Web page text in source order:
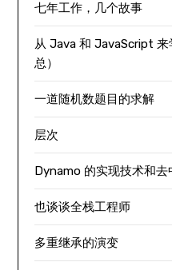
七年工作，几个故事
从 Java 和 JavaScript 来
总）
一道随机数题目的求解
层次
Dynamo 的实现技术和去
也谈谈全栈工程师
多重继承的演变